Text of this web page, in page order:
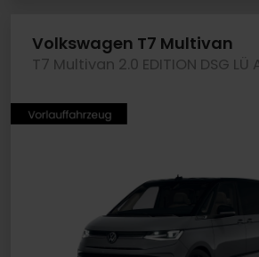
Volkswagen T7 Multivan